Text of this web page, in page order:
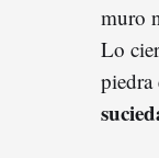
muro
Lo
piedra